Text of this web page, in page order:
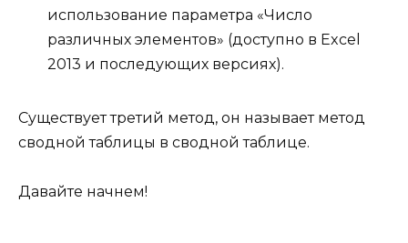
использование параметра «Число
различных элементов» (доступно в Excel
2013 и последующих версиях).
Существует третий метод, он называет метод
сводной таблицы в сводной таблице.
Давайте начнем!